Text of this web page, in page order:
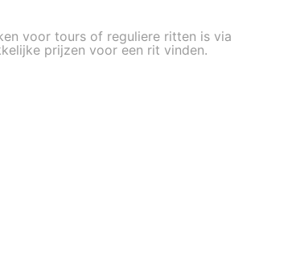
voor tours of reguliere ritten is via
prijzen voor een rit vinden.